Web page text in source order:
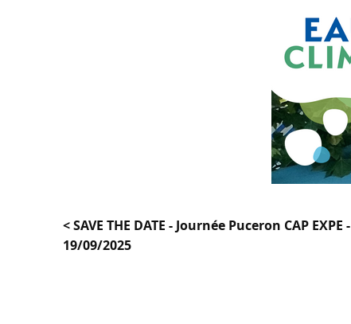
< SAVE THE DATE - Journée Puceron CAP EXPE -
19/09/2025